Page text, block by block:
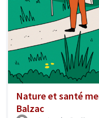
Nature et santé
Balzac